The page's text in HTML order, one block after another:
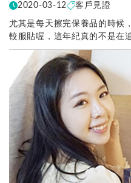
2020-03-12 客戶見證
尤其是每天擦完保養品的時候
較服貼喔，這年紀真的不是在
的提升保養